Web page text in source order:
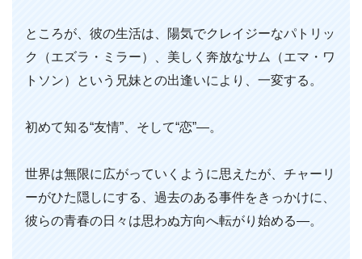
ところが、彼の生活は、陽気でクレイジーなパトリッ
ク（エズラ・ミラー）、美しく奔放なサム（エマ・ワ
トソン）という兄妹との出逢いにより、一変する。
初めて知る“友情”、そして“恋”―。
世界は無限に広がっていくように思えたが、チャーリ
ーがひた隠しにする、過去のある事件をきっかけに、
彼らの青春の日々は思わぬ方向へ転がり始める―。